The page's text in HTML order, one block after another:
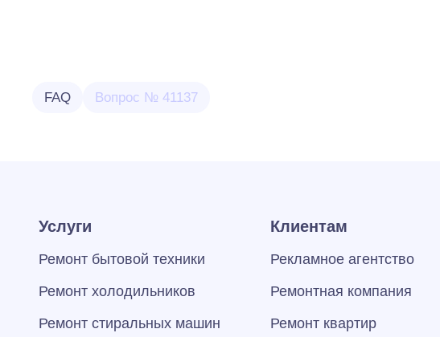
FAQ Вопрос № 41137
Услуги
Ремонт бытовой техники
Ремонт холодильников
Ремонт стиральных машин
Клиентам
Рекламное агентство
Ремонтная компания
Ремонт квартир